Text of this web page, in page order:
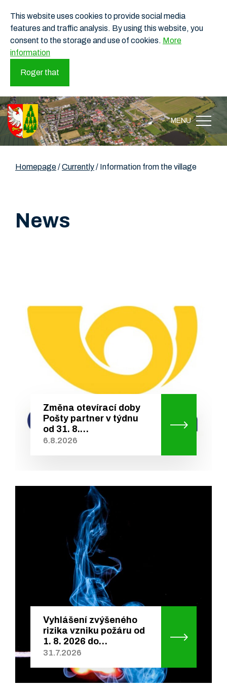
This website uses cookies to provide social media
features and traffic analysis. By using this website, you
consent to the storage and use of cookies. More
information
Roger that
MENU
Homepage/Currently/ Information from the village
News
Změna otevírací doby
Pošty partner v týdnu
od 31. 8.…
6.8.2026
Vyhlášení zvýšeného
rizika vzniku požáru od
1. 8. 2026 do…
31.7.2026